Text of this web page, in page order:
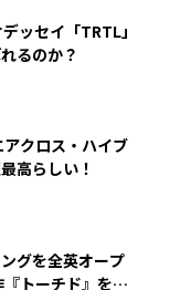
ッセイ「TRTL」
るのか？
クロス・ハイブ
高らしい！
グを全英オープ
トーチド』を投